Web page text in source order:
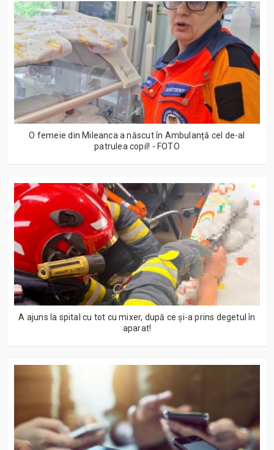
O femeie din Mileanca a născut în Ambulanță cel de-al
patrulea copil! - FOTO
A ajuns la spital cu tot cu mixer, după ce și-a prins degetul în
aparat!